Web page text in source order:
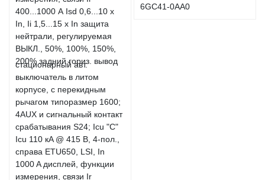
стационарный авт.
выключатель в литом
корпусе, с перекидным
рычагом типоразмер 1600;
4AUX и сигнальный контакт
срабатывания S24; Icu "C"
Icu 110 кA @ 415 В, 4-пол.,
справа ETU650, LSI, In
1000 A дисплей, функции
измерения, связи Ir
6GC41-0AA0